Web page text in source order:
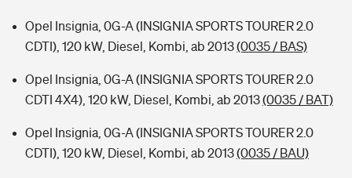
Opel Insignia, 0G-A (INSIGNIA SPORTS TOURER 2.0
CDTI), 120 kW, Diesel, Kombi, ab 2013(0035 / BAS)
Opel Insignia, 0G-A (INSIGNIA SPORTS TOURER 2.0
CDTI 4X4), 120 kW, Diesel, Kombi, ab 2013(0035 / BAT)
Opel Insignia, 0G-A (INSIGNIA SPORTS TOURER 2.0
CDTI), 120 kW, Diesel, Kombi, ab 2013(0035 / BAU)